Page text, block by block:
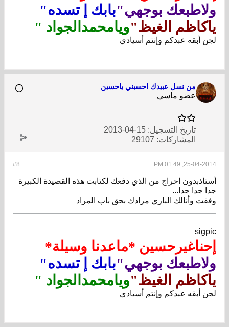
ولاطبعك بوجهي"بابك إ تسده"
ياكاظم الغيظ"ويامحمدالجواد "
لجن أبقه عبدكم وإنتم أسيادي
من نسل عبيدك احسبني ياحسين
عضو ماسي
تاريخ التسجيل: 15-04-2013
المشاركات: 29107
#8 25-04-2014, 01:49 PM
أستاذبدون احراج من الذي دفعك لكتابت هذه القصيدة الكبيرة
جدا جدا جدا...
وفقت وأنالك الباري مرادك بحق باب المراد
sigpic
إحناغيرحسين *ماعدنا وسيلة*
ولاطبعك بوجهي"بابك إ تسده"
ياكاظم الغيظ"ويامحمدالجواد "
لجن أبقه عبدكم وإنتم أسيادي